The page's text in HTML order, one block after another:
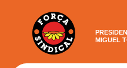
MIGUEL